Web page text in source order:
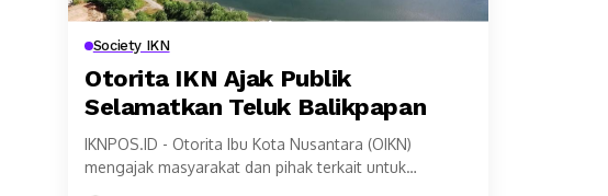
Society IKN
Otorita IKN Ajak Publik
Selamatkan Teluk Balikpapan
IKNPOS.ID - Otorita Ibu Kota Nusantara (OIKN)
mengajak masyarakat dan pihak terkait untuk